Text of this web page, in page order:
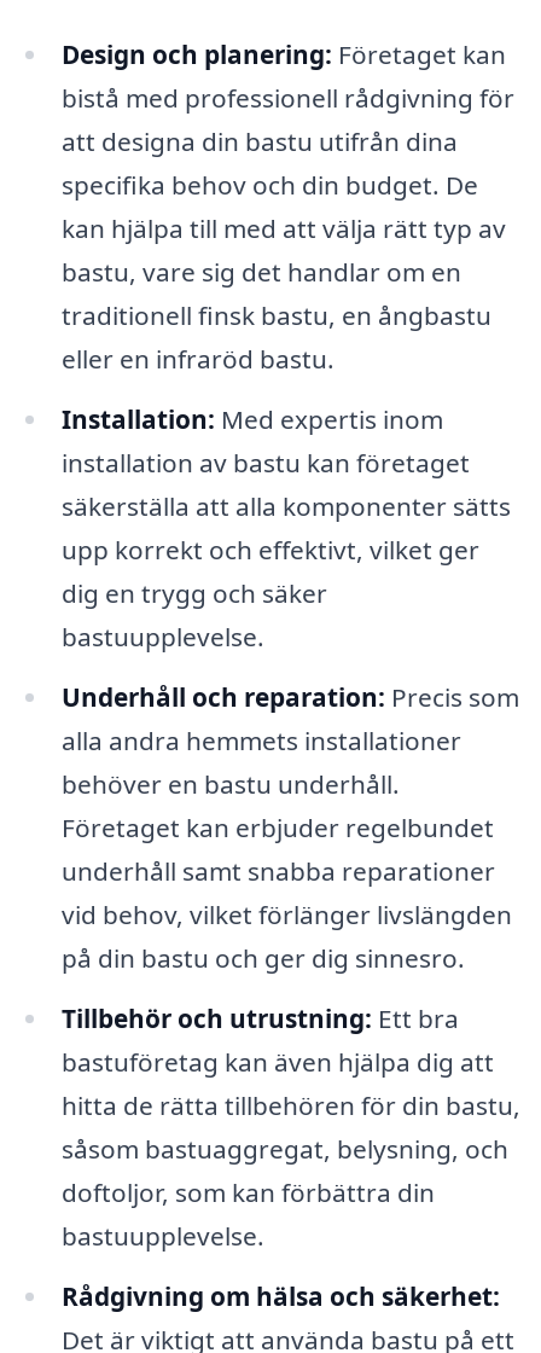
Design och planering: Företaget kan
bistå med professionell rådgivning för
att designa din bastu utifrån dina
specifika behov och din budget. De
kan hjälpa till med att välja rätt typ av
bastu, vare sig det handlar om en
traditionell finsk bastu, en ångbastu
eller en infraröd bastu.
Installation: Med expertis inom
installation av bastu kan företaget
säkerställa att alla komponenter sätts
upp korrekt och effektivt, vilket ger
dig en trygg och säker
bastuupplevelse.
Underhåll och reparation: Precis som
alla andra hemmets installationer
behöver en bastu underhåll.
Företaget kan erbjuder regelbundet
underhåll samt snabba reparationer
vid behov, vilket förlänger livslängden
på din bastu och ger dig sinnesro.
Tillbehör och utrustning: Ett bra
bastuföretag kan även hjälpa dig att
hitta de rätta tillbehören för din bastu,
såsom bastuaggregat, belysning, och
doftoljor, som kan förbättra din
bastuupplevelse.
Rådgivning om hälsa och säkerhet:
Det är viktigt att använda bastu på ett